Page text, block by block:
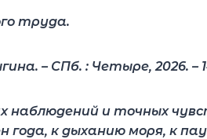
труда.
– СПб. : Четыре, 2026. –
и точных
года, к дыханию моря, к